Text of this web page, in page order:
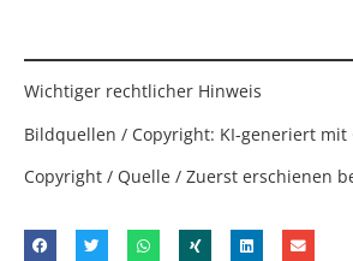
Wichtiger rechtlicher Hinweis
Bildquellen / Copyright: KI-generiert mit
Copyright / Quelle / Zuerst erschienen